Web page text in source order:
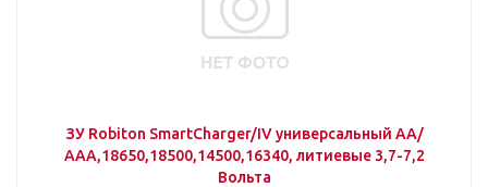
ЗУ Robiton SmartCharger/IV универсальный АА/
ААА,18650,18500,14500,16340, литиевые 3,7-7,2
Вольта